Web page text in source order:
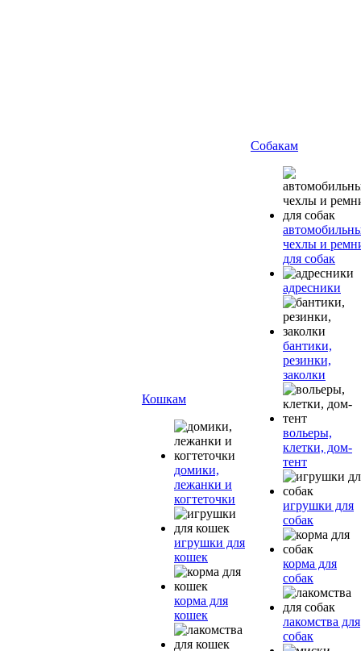
Кошкам
домики,
лежанки и
когтеточки
игрушки для
кошек
корма для
кошек
Собакам
чехлы и
для собак
адресники
бантики,
резинки,
заколки
вольеры,
клетки, дом-
тент
игрушки для
собак
корма для
собак
лакомства для
собак